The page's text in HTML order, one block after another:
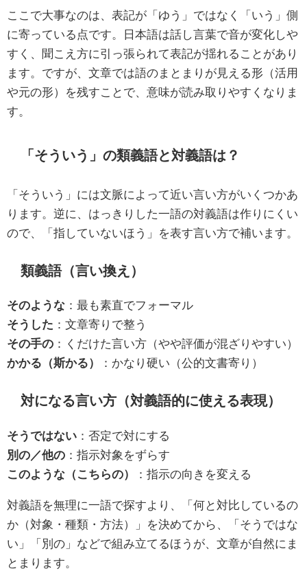
ここで大事なのは、表記が「ゆう」ではなく「いう」側
に寄っている点です。日本語は話し言葉で音が変化しや
すく、聞こえ方に引っ張られて表記が揺れることがあり
ます。ですが、文章では語のまとまりが見える形（活用
や元の形）を残すことで、意味が読み取りやすくなりま
す。
「そういう」の類義語と対義語は？
「そういう」には文脈によって近い言い方がいくつかあ
ります。逆に、はっきりした一語の対義語は作りにくい
ので、「指していないほう」を表す言い方で補います。
類義語（言い換え）
そのような ：最も素直でフォーマル
そうした ：文章寄りで整う
その手の ：くだけた言い方（やや評価が混ざりやすい）
かかる（斯かる）
：かなり硬い（公的文書寄り）
対になる言い方（対義語的に使える表現）
そうではない ：否定で対にする
別の／他の ：指示対象をずらす
このような（こちらの）
：指示の向きを変える
対義語を無理に一語で探すより、「何と対比しているの
か（対象・種類・方法）」を決めてから、「そうではな
い」「別の」などで組み立てるほうが、文章が自然にま
とまります。